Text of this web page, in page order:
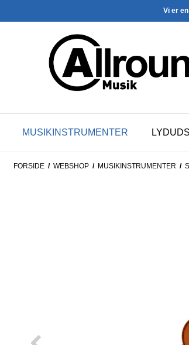
Vi er
MUSIKINSTRUMENTER
FORSIDE / WEBSHOP / MUSIKINSTRUMENTER /